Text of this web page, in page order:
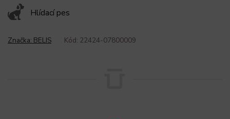
Hlídací pes
Značka: BELIS Kód: 22424-07800009